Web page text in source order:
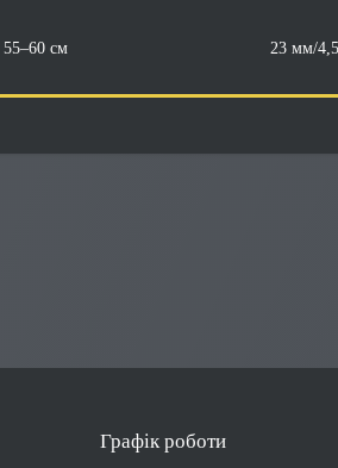
55–60 см 23 мм/
Графік роботи